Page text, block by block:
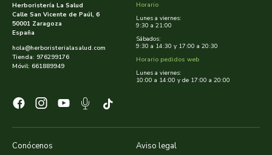
Herboristería La Salud
Calle San Vicente de Paúl, 6
50001 Zaragoza
España
hola@herboristerialasalud.com
Tienda: 976299176
Móvil: 661889949
Conócenos
Aviso legal
Horario
Lunes a viernes:
9:30 a 21:00
Sábados:
9:30 a 14:30 y 17:00 a 20:30
Horario pedidos web
Lunes a viernes:
10:00 a 14:00 y de 17:00 a 20:00
cooperativa del campo virgen de la esperanza
corpore sano
cosnature